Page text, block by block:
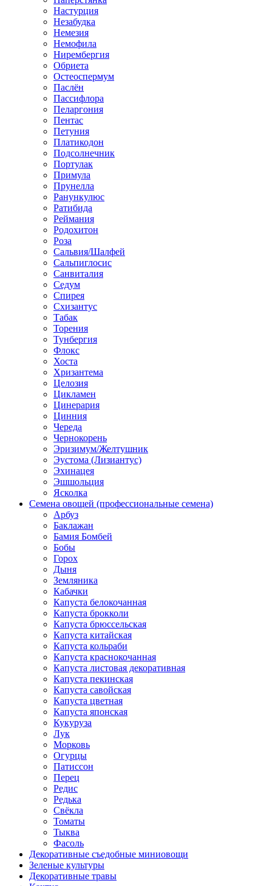
Настурция
Незабудка
Немезия
Немофила
Нирембергия
Обриета
Остеоспермум
Паслён
Пассифлора
Пеларгония
Пентас
Петуния
Платикодон
Подсолнечник
Портулак
Примула
Прунелла
Ранункулюс
Ратибида
Реймания
Родохитон
Роза
Сальвия/Шалфей
Сальпиглосис
Санвиталия
Седум
Спирея
Схизантус
Табак
Торения
Тунбергия
Флокс
Хоста
Хризантема
Целозия
Цикламен
Цинерария
Цинния
Череда
Чернокорень
Эризимум/Желтушник
Эустома (Лизиантус)
Эхинацея
Эшшольция
Ясколка
Семена овощей (профессиональные семена)
Арбуз
Баклажан
Бамия Бомбей
Бобы
Горох
Дыня
Земляника
Кабачки
Капуста белокочанная
Капуста брокколи
Капуста брюссельская
Капуста китайская
Капуста кольраби
Капуста краснокочанная
Капуста листовая декоративная
Капуста пекинская
Капуста савойская
Капуста цветная
Капуста японская
Кукуруза
Лук
Морковь
Огурцы
Патиссон
Перец
Редис
Редька
Свёкла
Томаты
Тыква
Фасоль
Декоративные съедобные миниовощи
Зеленые культуры
Декоративные травы